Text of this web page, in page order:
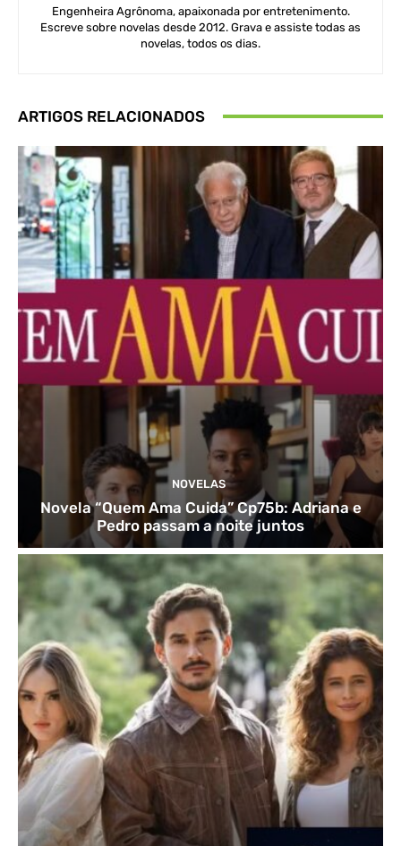
Engenheira Agrônoma, apaixonada por entretenimento.
Escreve sobre novelas desde 2012. Grava e assiste todas as
novelas, todos os dias.
ARTIGOS RELACIONADOS
NOVELAS
Novela “Quem Ama Cuida” Cp75b: Adriana e
Pedro passam a noite juntos